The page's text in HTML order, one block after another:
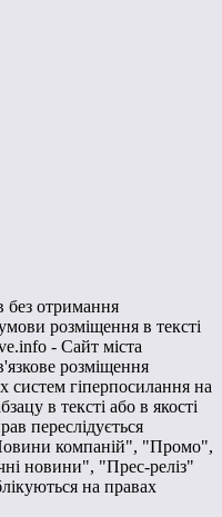
без отримання
розміщення в тексті
- Сайт міста
розміщення
систем гіперпосилання на
в тексті або в якості
переслідується
компаній", "Промо",
новини", "Прес-реліз"
на правах